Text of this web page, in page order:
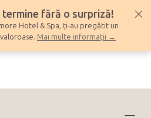
termine fără o surpriză!
Hotel & Spa, ți-au pregătit un
Mai multe informații →